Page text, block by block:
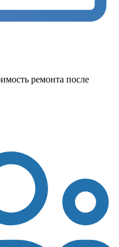
ремонта после